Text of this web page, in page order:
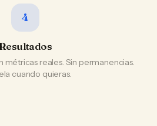
4
métricas reales. Sin permanencias.
cuando quieras.